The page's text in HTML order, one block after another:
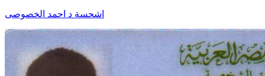
اشحسة د احمد الخصوصى